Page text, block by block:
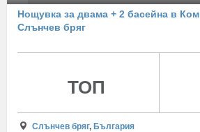
Нощувка за двама + 2 басейна в
Слънчев бряг
ТОП
Слънчев бряг, България